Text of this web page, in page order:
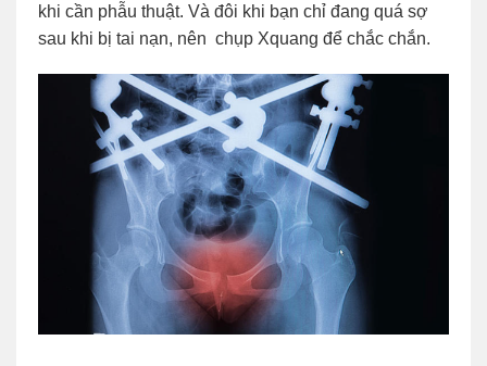
khi cần phẫu thuật. Và đôi khi bạn chỉ đang quá sợ
sau khi bị tai nạn, nên chụp Xquang để chắc chắn.